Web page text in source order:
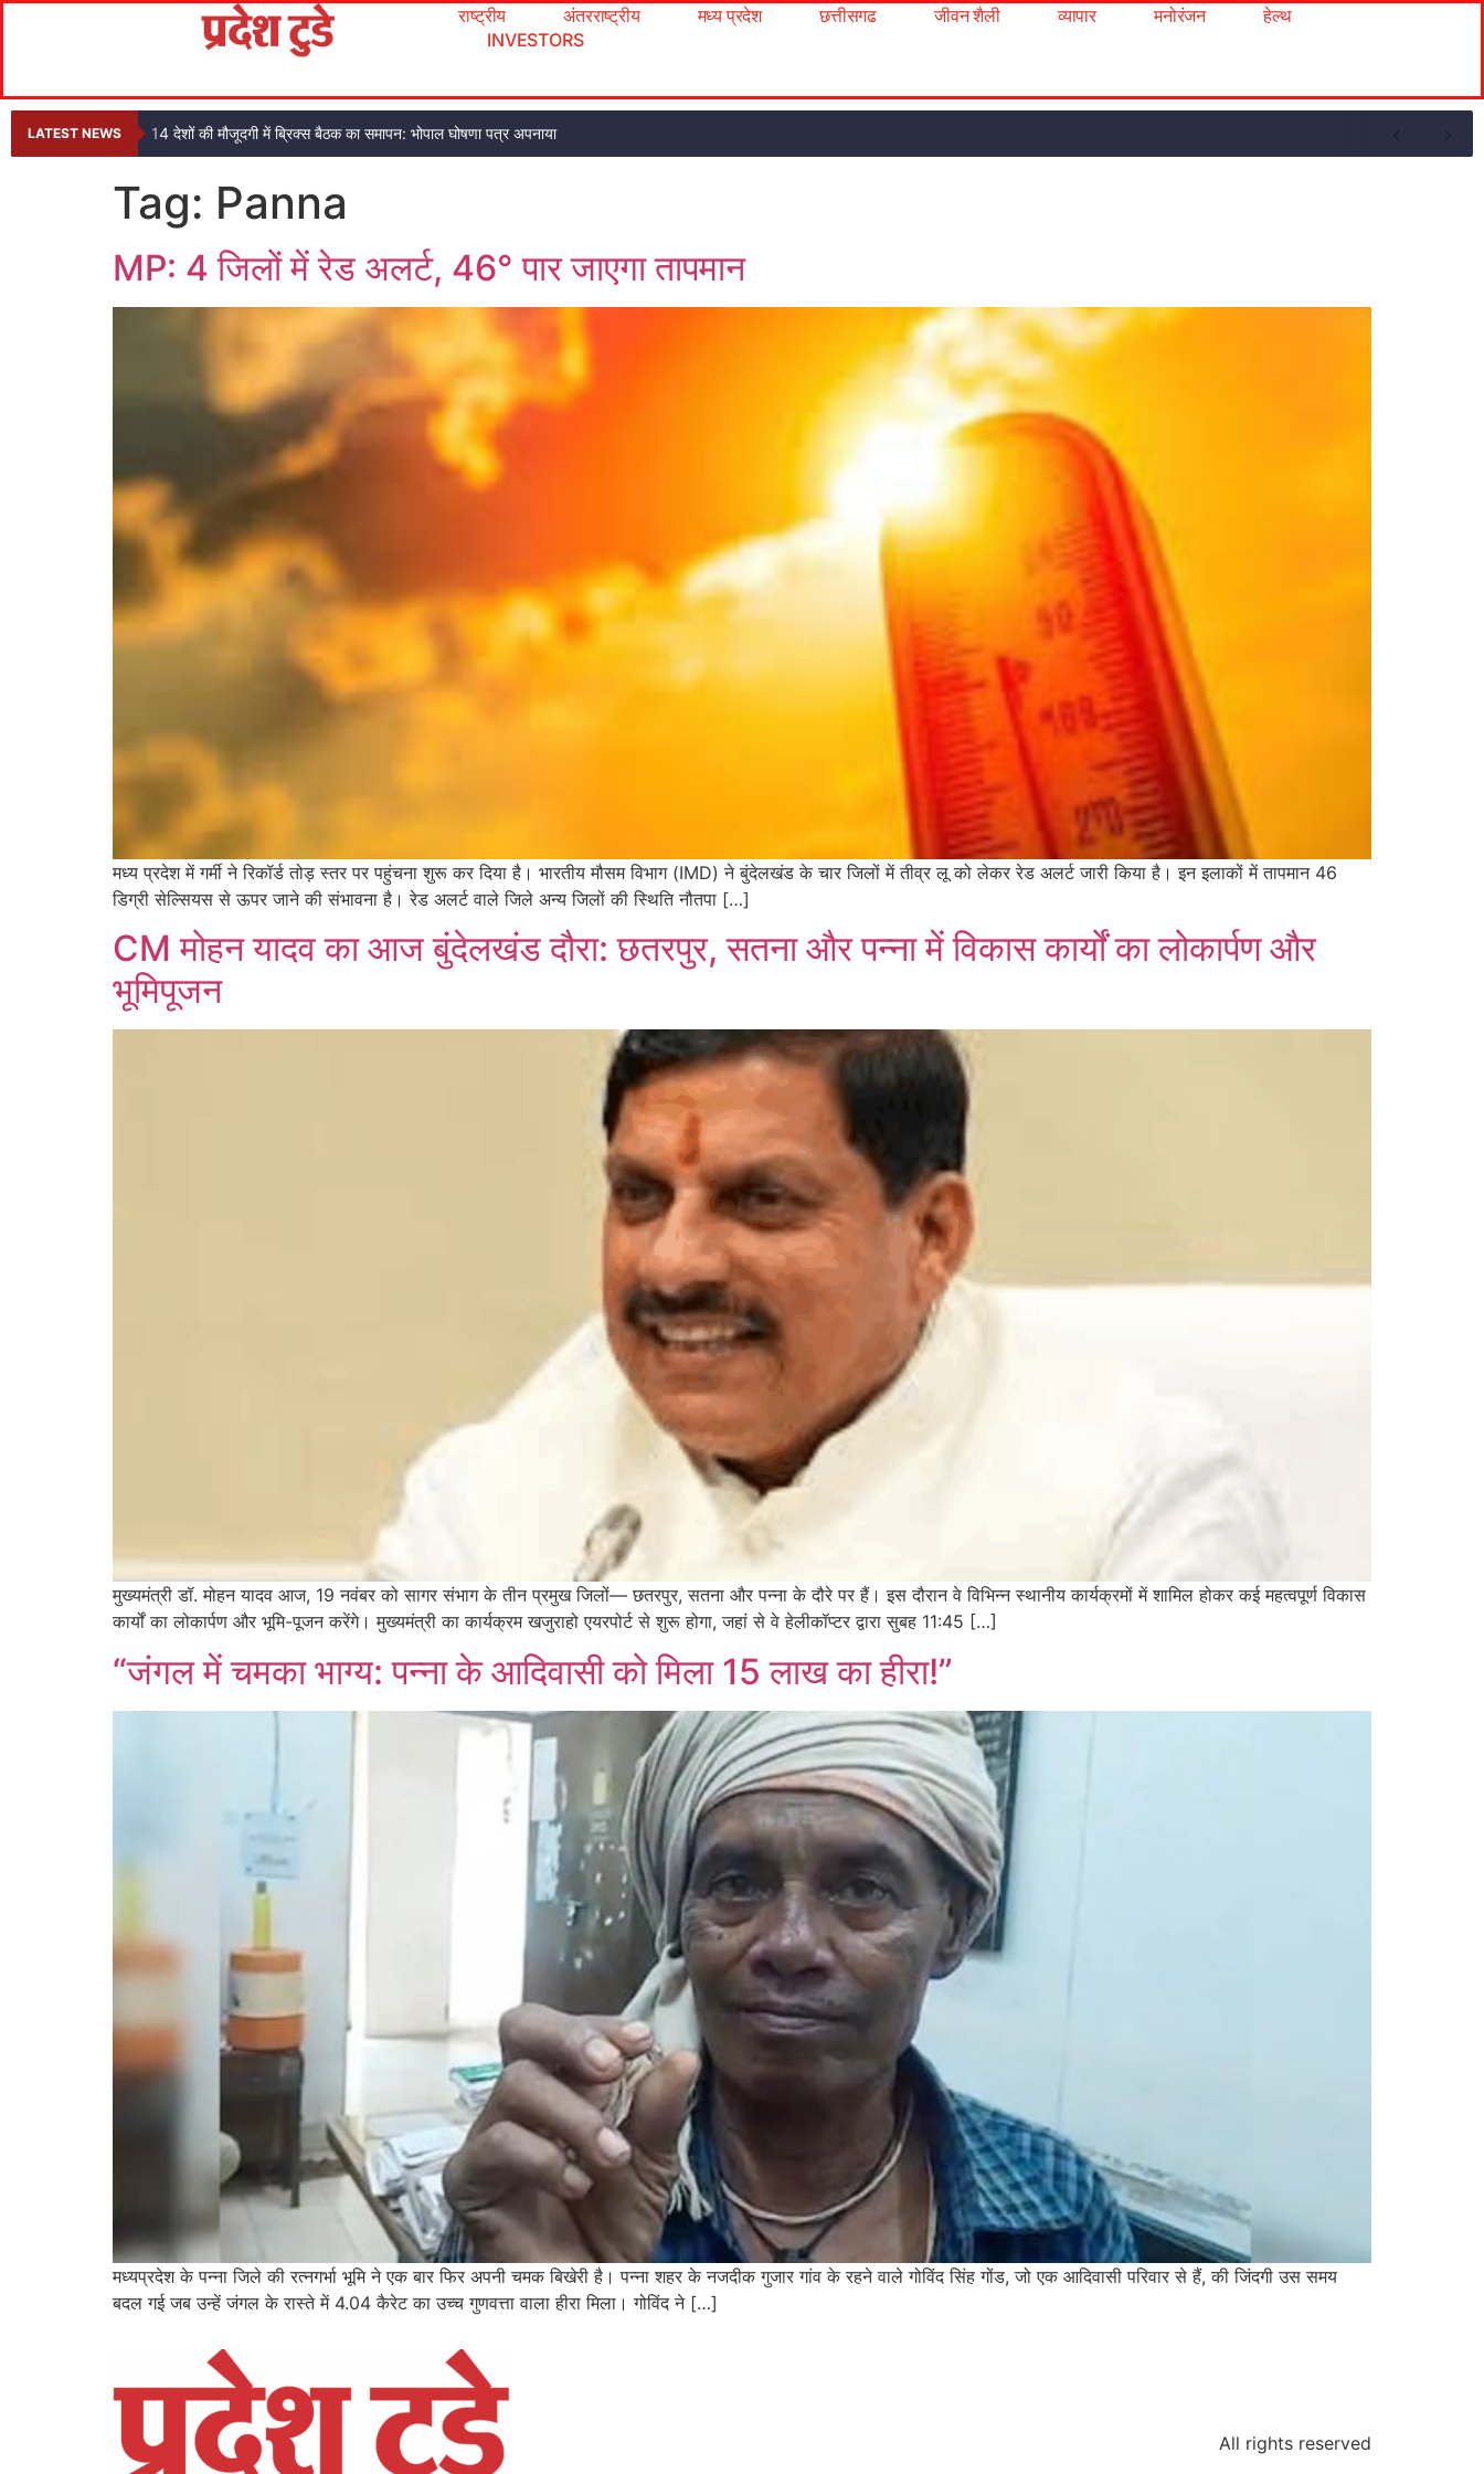
राष्ट्रीय अंतरराष्ट्रीय मध्य प्रदेश छत्तीसगढ जीवन शैली व्यापार मनोरंजन
हेल्थ
INVESTORS
LATEST NEWS 14 देशों की मौजूदगी में ब्रिक्स बैठक का समापन: भोपाल घोषणा पत्र अपनाया
Tag: Panna
MP: 4 जिलों में रेड अलर्ट, 46° पार जाएगा तापमान
मध्य प्रदेश में गर्मी ने रिकॉर्ड तोड़ स्तर पर पहुंचना शुरू कर दिया है। भारतीय मौसम विभाग (IMD) ने बुंदेलखंड के चार जिलों में तीव्र लू को लेकर रेड अलर्ट जारी किया है। इन इलाकों में तापमान 46
डिग्री सेल्सियस से ऊपर जाने की संभावना है। रेड अलर्ट वाले जिले अन्य जिलों की स्थिति नौतपा […]
CM मोहन यादव का आज बुंदेलखंड दौरा: छतरपुर, सतना और पन्ना में विकास कार्यों का लोकार्पण और
भूमिपूजन
मुख्यमंत्री डॉ. मोहन यादव आज, 19 नवंबर को सागर संभाग के तीन प्रमुख जिलों— छतरपुर, सतना और पन्ना के दौरे पर हैं। इस दौरान वे विभिन्न स्थानीय कार्यक्रमों में शामिल होकर कई महत्वपूर्ण विकास
कार्यों का लोकार्पण और भूमि-पूजन करेंगे। मुख्यमंत्री का कार्यक्रम खजुराहो एयरपोर्ट से शुरू होगा, जहां से वे हेलीकॉप्टर द्वारा सुबह 11:45 […]
“जंगल में चमका भाग्य: पन्ना के आदिवासी को मिला 15 लाख का हीरा!”
मध्यप्रदेश के पन्ना जिले की रत्नगर्भा भूमि ने एक बार फिर अपनी चमक बिखेरी है। पन्ना शहर के नजदीक गुजार गांव के रहने वाले गोविंद सिंह गोंड, जो एक आदिवासी परिवार से हैं, की जिंदगी उस समय
बदल गई जब उन्हें जंगल के रास्ते में 4.04 कैरेट का उच्च गुणवत्ता वाला हीरा मिला। गोविंद ने […]
All rights reserved